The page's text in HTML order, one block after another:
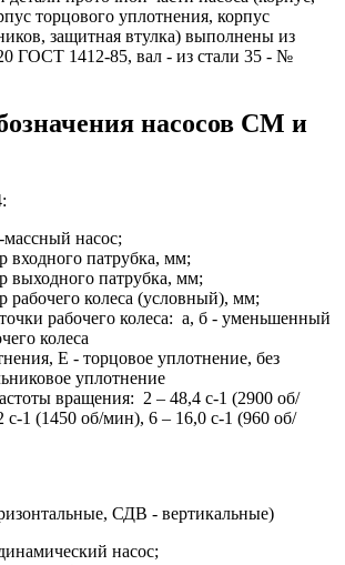
торцового уплотнения, корпус
защитная втулка) выполнены из
ГОСТ 1412-85, вал - из стали 35 - №
насосов СМ и
насос;
входного патрубка, мм;
выходного патрубка, мм;
рабочего колеса (условный), мм;
рабочего колеса: а, б - уменьшенный
колеса
Е - торцовое уплотнение, без
уплотнение
вращения: 2 – 48,4 с-1 (2900 об/
с-1 (1450 об/мин), 6 – 16,0 с-1 (960 об/
СДВ - вертикальные)
насос;